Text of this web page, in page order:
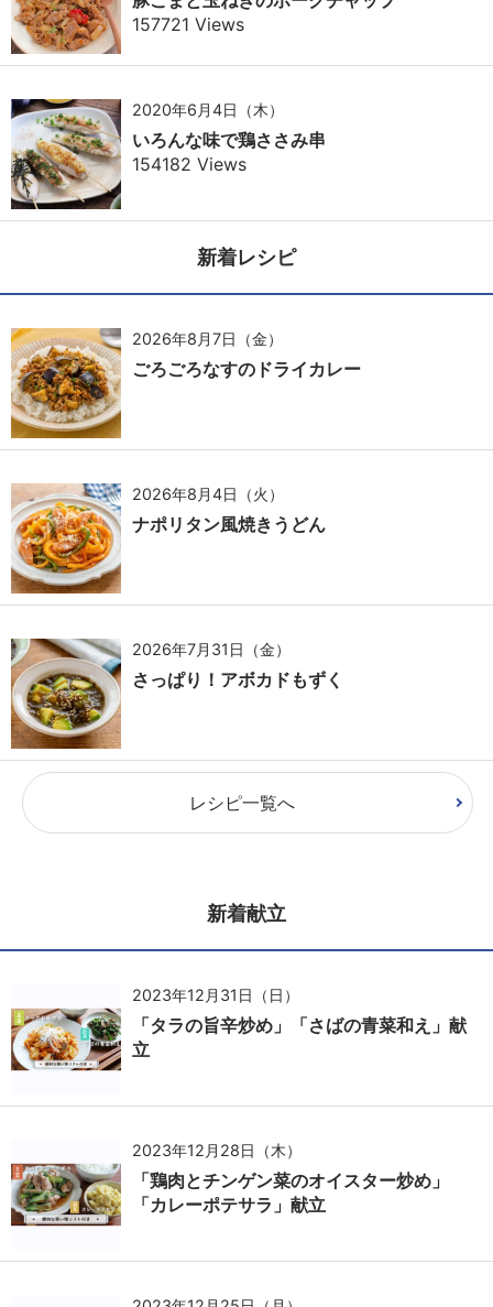
157721 Views
2020年6月4日（木）
いろんな味で鶏ささみ串
154182 Views
新着レシピ
2026年8月7日（金）
ごろごろなすのドライカレー
2026年8月4日（火）
ナポリタン風焼きうどん
2026年7月31日（金）
さっぱり！アボカドもずく
レシピ一覧へ
新着献立
2023年12月31日（日）
「タラの旨辛炒め」「さばの青菜和え」献
立
2023年12月28日（木）
「鶏肉とチンゲン菜のオイスター炒め」
「カレーポテサラ」献立